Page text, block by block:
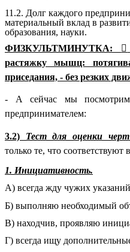
11.2. Долг каждого
материальный вклад в
образования, науки.
ФИЗКУЛЬТМИНУТКА:

растяжку мышц:
приседания, - без резких
- А сейчас мы
предпринимателем:
3.2) Тест для оценки
только те, что соответствуют
1. Инициативность.
А) всегда жду чужих указаний
Б) выполняю необходимый
В) находчив, проявляю
Г) всегда ищу